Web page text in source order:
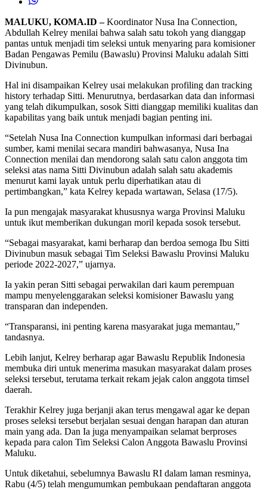
MALUKU, KOMA.ID –Koordinator Nusa Ina Connection,
Abdullah Kelrey menilai bahwa salah satu tokoh yang dianggap
pantas untuk menjadi tim seleksi untuk menyaring para komisioner
Badan Pengawas Pemilu (Bawaslu) Provinsi Maluku adalah Sitti
Divinubun.
Hal ini disampaikan Kelrey usai melakukan profiling dan tracking
history terhadap Sitti. Menurutnya, berdasarkan data dan informasi
yang telah dikumpulkan, sosok Sitti dianggap memiliki kualitas dan
kapabilitas yang baik untuk menjadi bagian penting ini.
“Setelah Nusa Ina Connection kumpulkan informasi dari berbagai
sumber, kami menilai secara mandiri bahwasanya, Nusa Ina
Connection menilai dan mendorong salah satu calon anggota tim
seleksi atas nama Sitti Divinubun adalah salah satu akademis
menurut kami layak untuk perlu diperhatikan atau di
pertimbangkan,” kata Kelrey kepada wartawan, Selasa (17/5).
Ia pun mengajak masyarakat khususnya warga Provinsi Maluku
untuk ikut memberikan dukungan moril kepada sosok tersebut.
“Sebagai masyarakat, kami berharap dan berdoa semoga Ibu Sitti
Divinubun masuk sebagai Tim Seleksi Bawaslu Provinsi Maluku
periode 2022-2027,” ujarnya.
Ia yakin peran Sitti sebagai perwakilan dari kaum perempuan
mampu menyelenggarakan seleksi komisioner Bawaslu yang
transparan dan independen.
“Transparansi, ini penting karena masyarakat juga memantau,”
tandasnya.
Lebih lanjut, Kelrey berharap agar Bawaslu Republik Indonesia
membuka diri untuk menerima masukan masyarakat dalam proses
seleksi tersebut, terutama terkait rekam jejak calon anggota timsel
daerah.
Terakhir Kelrey juga berjanji akan terus mengawal agar ke depan
proses seleksi tersebut berjalan sesuai dengan harapan dan aturan
main yang ada. Dan Ia juga menyampaikan selamat berproses
kepada para calon Tim Seleksi Calon Anggota Bawaslu Provinsi
Maluku.
Untuk diketahui, sebelumnya Bawaslu RI dalam laman resminya,
Rabu (4/5) telah mengumumkan pembukaan pendaftaran anggota